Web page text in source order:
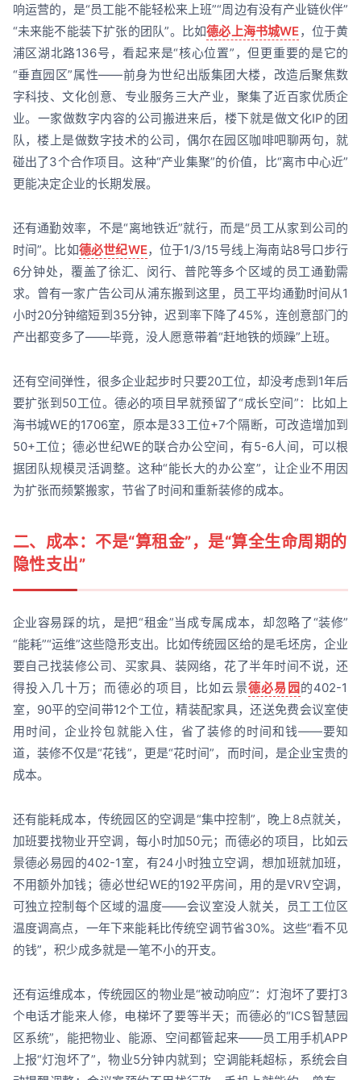
响运营的，是“员工能不能轻松来上班”“周边有没有产业链伙伴”
“未来能不能装下扩张的团队”。比如德必上海书城WE，位于黄
浦区湖北路136号，看起来是“核心位置”，但更重要的是它的
“垂直园区”属性——前身为世纪出版集团大楼，改造后聚焦数
字科技、文化创意、专业服务三大产业，聚集了近百家优质企
业。一家做数字内容的公司搬进来后，楼下就是做文化IP的团
队，楼上是做数字技术的公司，偶尔在园区咖啡吧聊两句，就
碰出了3个合作项目。这种“产业集聚”的价值，比“离市中心近”
更能决定企业的长期发展。
还有通勤效率，不是“离地铁近”就行，而是“员工从家到公司的
时间”。比如德必世纪WE，位于1/3/15号线上海南站8号口步行
6分钟处，覆盖了徐汇、闵行、普陀等多个区域的员工通勤需
求。曾有一家广告公司从浦东搬到这里，员工平均通勤时间从1
小时20分钟缩短到35分钟，迟到率下降了45%，连创意部门的
产出都变多了——毕竟，没人愿意带着“赶地铁的烦躁”上班。
还有空间弹性，很多企业起步时只要20工位，却没考虑到1年后
要扩张到50工位。德必的项目早就预留了“成长空间”：比如上
海书城WE的1706室，原本是33工位+7个隔断，可改造增加到
50+工位；德必世纪WE的联合办公空间，有5-6人间，可以根
据团队规模灵活调整。这种“能长大的办公室”，让企业不用因
为扩张而频繁搬家，节省了时间和重新装修的成本。
二、成本：不是“算租金”，是“算全生命周期的
隐性支出”
企业容易踩的坑，是把“租金”当成专属成本，却忽略了“装修”
“能耗”“运维”这些隐形支出。比如传统园区给的是毛坯房，企业
要自己找装修公司、买家具、装网络，花了半年时间不说，还
得投入几十万；而德必的项目，比如云景德必易园 的402-1
室，90平的空间带12个工位，精装配家具，还送免费会议室使
用时间，企业拎包就能入住，省了装修的时间和钱——要知
道，装修不仅是“花钱”，更是“花时间”，而时间，是企业宝贵的
成本。
还有能耗成本，传统园区的空调是“集中控制”，晚上8点就关，
加班要找物业开空调，每小时加50元；而德必的项目，比如云
景德必易园的402-1室，有24小时独立空调，想加班就加班，
不用额外加钱；德必世纪WE的192平房间，用的是VRV空调，
可独立控制每个区域的温度——会议室没人就关，员工工位区
温度调高点，一年下来能耗比传统空调节省30%。这些“看不见
的钱”，积少成多就是一笔不小的开支。
还有运维成本，传统园区的物业是“被动响应”：灯泡坏了要打3
个电话才能来人修，电梯坏了要等半天；而德必的“ICS智慧园
区系统”，能把物业、能源、空间都管起来——员工用手机APP
上报“灯泡坏了”，物业5分钟内就到；空调能耗超标，系统会自